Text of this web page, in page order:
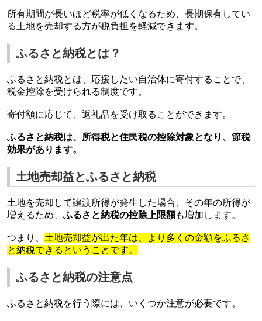
所有期間が長いほど税率が低くなるため、長期保有してい
る土地を売却する方が税負担を軽減できます。
ふるさと納税とは？
ふるさと納税とは、応援したい自治体に寄付することで、
税金控除を受けられる制度です。
寄付額に応じて、返礼品を受け取ることができます。
ふるさと納税は、所得税と住民税の控除対象となり、節税
効果があります。
土地売却益とふるさと納税
土地を売却して譲渡所得が発生した場合、その年の所得が
増えるため、 ふるさと納税の控除上限額も増加します。
つまり、 土地売却益が出た年は、より多くの金額をふるさ
と納税できるということです。
ふるさと納税の注意点
ふるさと納税を行う際には、いくつか注意が必要です。